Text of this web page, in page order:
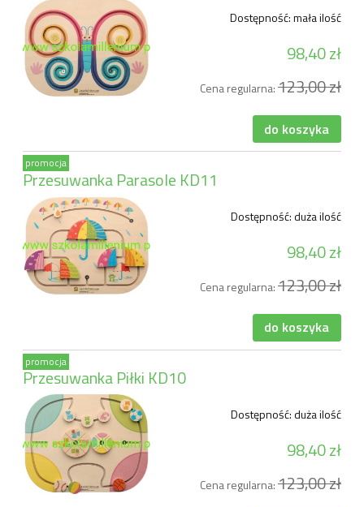
Dostępność:mała ilość
98,40 zł
Cena regularna:123,00 zł
do koszyka
Przesuwanka Parasole KD11
Dostępność:duża ilość
98,40 zł
Cena regularna:123,00 zł
do koszyka
promocja
Przesuwanka Piłki KD10
Dostępność:duża ilość
98,40 zł
Cena regularna:123,00 zł
promocja